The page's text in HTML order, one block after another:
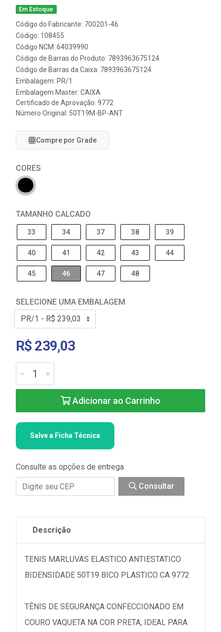
Em Estoque
Código do Fabricante: 700201-46
Código: 108455
Código NCM: 64039990
Código de Barras do Produto: 7893963675124
Código de Barras da Caixa: 7893963675124
Embalagem: PR/1
Embalagem Master: CAIXA
Certificado de Aprovação: 9772
Número Original: 50T19M-BP-ANT
Compre por Grade
CORES
TAMANHO CALCADO
33 34 37 38 39
40 41 42 43 44
45 46 47 48
SELECIONE UMA EMBALAGEM
R$ 239,03
Adicionar ao Carrinho
Salve a Ficha Técnica
Consulte as opções de entrega
Consultar
Descrição
TENIS MARLUVAS ELASTICO ANTIESTATICO
BIDENSIDADE 50T19 BICO PLASTICO CA 9772
TÊNIS DE SEGURANÇA CONFECCIONADO EM
COURO VAQUETA NA COR PRETA, IDEAL PARA